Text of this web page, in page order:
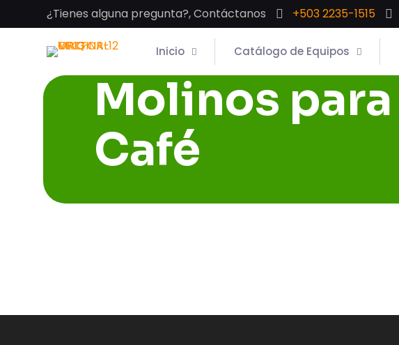
¿Tienes alguna pregunta?, Contáctanos +503 2235-1515
Inicio Catálogo de Equipos
Molinos para
Café